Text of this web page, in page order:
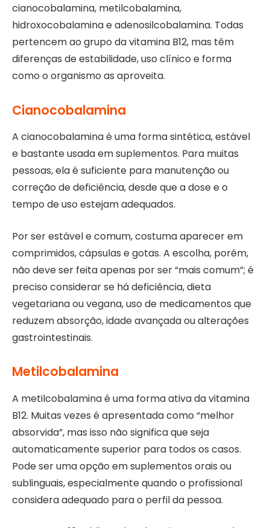
cianocobalamina, metilcobalamina,
hidroxocobalamina e adenosilcobalamina. Todas
pertencem ao grupo da vitamina B12, mas têm
diferenças de estabilidade, uso clínico e forma
como o organismo as aproveita.
Cianocobalamina
A cianocobalamina é uma forma sintética, estável
e bastante usada em suplementos. Para muitas
pessoas, ela é suficiente para manutenção ou
correção de deficiência, desde que a dose e o
tempo de uso estejam adequados.
Por ser estável e comum, costuma aparecer em
comprimidos, cápsulas e gotas. A escolha, porém,
não deve ser feita apenas por ser “mais comum”; é
preciso considerar se há deficiência, dieta
vegetariana ou vegana, uso de medicamentos que
reduzem absorção, idade avançada ou alterações
gastrointestinais.
Metilcobalamina
A metilcobalamina é uma forma ativa da vitamina
B12. Muitas vezes é apresentada como “melhor
absorvida”, mas isso não significa que seja
automaticamente superior para todos os casos.
Pode ser uma opção em suplementos orais ou
sublinguais, especialmente quando o profissional
considera adequado para o perfil da pessoa.